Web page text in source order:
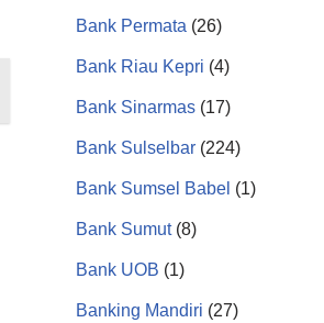
Bank Permata (26)
Bank Riau Kepri (4)
Bank Sinarmas (17)
Bank Sulselbar (224)
Bank Sumsel Babel (1)
Bank Sumut(8)
Bank UOB (1)
Banking Mandiri (27)